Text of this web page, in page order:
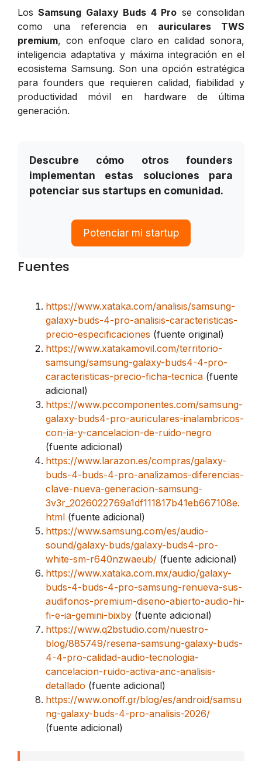
LosSamsung Galaxy Buds 4 Pro se consolidan
como una referencia en auriculares TWS
premium, con enfoque claro en calidad sonora,
inteligencia adaptativa y máxima integración en el
ecosistema Samsung. Son una opción estratégica
para founders que requieren calidad, fiabilidad y
productividad móvil en hardware de última
generación.
Descubre cómo otros founders
implementan estas soluciones para
potenciar sus startups en comunidad.
Potenciar mi startup
Fuentes
https://www.xataka.com/analisis/samsung-
galaxy-buds-4-pro-analisis-caracteristicas-
precio-especificaciones (fuente original)
https://www.xatakamovil.com/territorio-
samsung/samsung-galaxy-buds4-4-pro-
caracteristicas-precio-ficha-tecnica (fuente
adicional)
https://www.pccomponentes.com/samsung-
galaxy-buds4-pro-auriculares-inalambricos-
con-ia-y-cancelacion-de-ruido-negro
(fuente adicional)
https://www.larazon.es/compras/galaxy-
buds-4-buds-4-pro-analizamos-diferencias-
clave-nueva-generacion-samsung-
3v3r_2026022769a1df111817b41eb667108e.
html (fuente adicional)
https://www.samsung.com/es/audio-
sound/galaxy-buds/galaxy-buds4-pro-
white-sm-r640nzwaeub/ (fuente adicional)
https://www.xataka.com.mx/audio/galaxy-
buds-4-buds-4-pro-samsung-renueva-sus-
audifonos-premium-diseno-abierto-audio-hi-
fi-e-ia-gemini-bixby (fuente adicional)
https://www.q2bstudio.com/nuestro-
blog/885749/resena-samsung-galaxy-buds-
4-4-pro-calidad-audio-tecnologia-
cancelacion-ruido-activa-anc-analisis-
detallado (fuente adicional)
https://www.onoff.gr/blog/es/android/samsu
ng-galaxy-buds-4-pro-analisis-2026/
(fuente adicional)